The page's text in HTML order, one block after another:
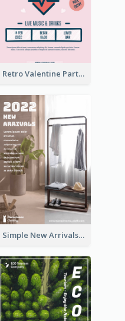
Retro Valentine Party Pink Flyers Design Templates
Simple New Arrivals Flyer For The Coming Year